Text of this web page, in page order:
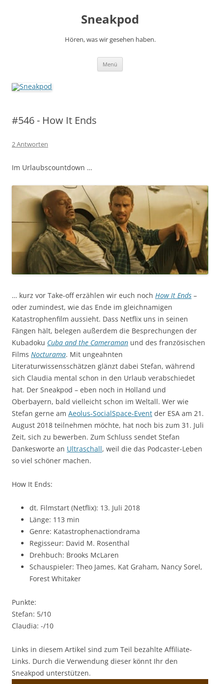
Sneakpod
Hören, was wir gesehen haben.
Menü
#546 - How It Ends
2 Antworten
Im Urlaubscountdown …
… kurz vor Take-off erzählen wir euch noch How It Ends –
oder zumindest, wie das Ende im gleichnamigen
Katastrophenfilm aussieht. Dass Netflix uns in seinen
Fängen hält, belegen außerdem die Besprechungen der
Kubadoku Cuba and the Cameraman und des französischen
Films Nocturama. Mit ungeahnten
Literaturwissensschätzen glänzt dabei Stefan, während
sich Claudia mental schon in den Urlaub verabschiedet
hat. Der Sneakpod – eben noch in Holland und
Oberbayern, bald vielleicht schon im Weltall. Wer wie
Stefan gerne am Aeolus-SocialSpace-Event der ESA am 21.
August 2018 teilnehmen möchte, hat noch bis zum 31. Juli
Zeit, sich zu bewerben. Zum Schluss sendet Stefan
Dankesworte an Ultraschall, weil die das Podcaster-Leben
so viel schöner machen.
How It Ends:
dt. Filmstart (Netflix): 13. Juli 2018
Länge: 113 min
Genre: Katastrophenactiondrama
Regisseur: David M. Rosenthal
Drehbuch: Brooks McLaren
Schauspieler: Theo James, Kat Graham, Nancy Sorel,
Forest Whitaker
Punkte:
Stefan: 5/10
Claudia: -/10
Links in diesem Artikel sind zum Teil bezahlte Affiliate-
Links. Durch die Verwendung dieser könnt Ihr den
Sneakpod unterstützen.